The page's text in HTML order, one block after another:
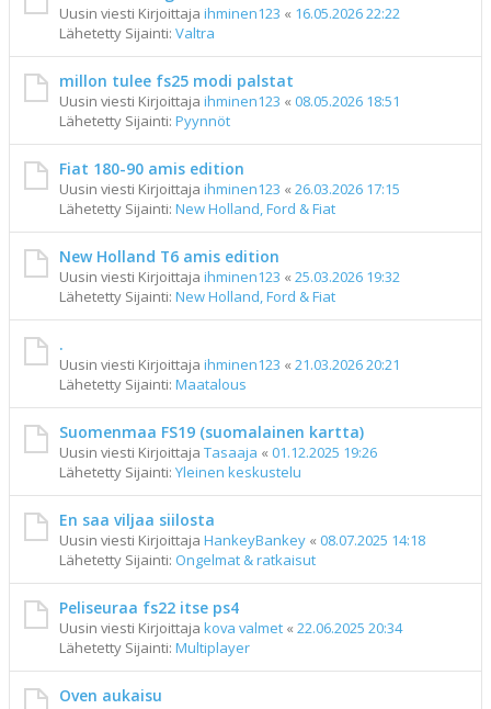
Uusin viesti Kirjoittaja ihminen123 « 16.05.2026 22:22
Lähetetty Sijainti: Valtra
millon tulee fs25 modi palstat
Uusin viesti Kirjoittaja ihminen123 « 08.05.2026 18:51
Lähetetty Sijainti: Pyynnöt
Fiat 180-90 amis edition
Uusin viesti Kirjoittaja ihminen123 « 26.03.2026 17:15
Lähetetty Sijainti: New Holland, Ford & Fiat
New Holland T6 amis edition
Uusin viesti Kirjoittaja ihminen123 « 25.03.2026 19:32
Lähetetty Sijainti: New Holland, Ford & Fiat
.
Uusin viesti Kirjoittaja ihminen123 « 21.03.2026 20:21
Lähetetty Sijainti: Maatalous
Suomenmaa FS19 (suomalainen kartta)
Uusin viesti Kirjoittaja Tasaaja « 01.12.2025 19:26
Lähetetty Sijainti: Yleinen keskustelu
En saa viljaa siilosta
Uusin viesti Kirjoittaja HankeyBankey « 08.07.2025 14:18
Lähetetty Sijainti: Ongelmat & ratkaisut
Peliseuraa fs22 itse ps4
Uusin viesti Kirjoittaja kova valmet « 22.06.2025 20:34
Lähetetty Sijainti: Multiplayer
Oven aukaisu